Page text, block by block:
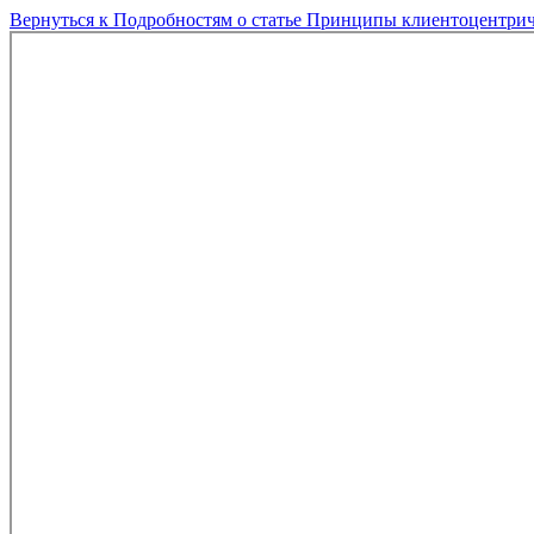
Вернуться к Подробностям о статье Принципы